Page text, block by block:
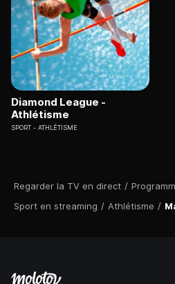
Regarder la TV en direct /
Sport en streaming / Athlétisme /
Diamond League -
Athlétisme
SPORT ATHLÉTISME